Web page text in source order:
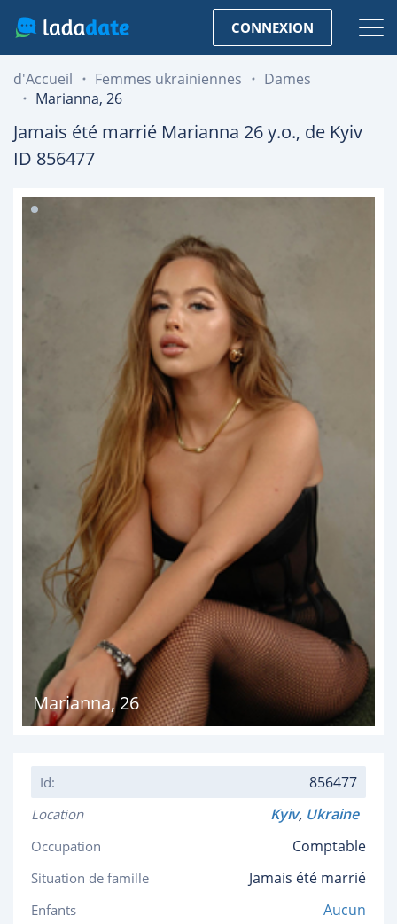
CONNEXION
d'Accueil Femmes ukrainiennes
Dames
Marianna, 26
Jamais été marrié Marianna 26y.o., de Kyiv
ID 856477
Marianna,26
Id: 856477
Location Kyiv, Ukraine
Occupation Comptable
Situation de famille Jamais été marrié
Enfants Aucun